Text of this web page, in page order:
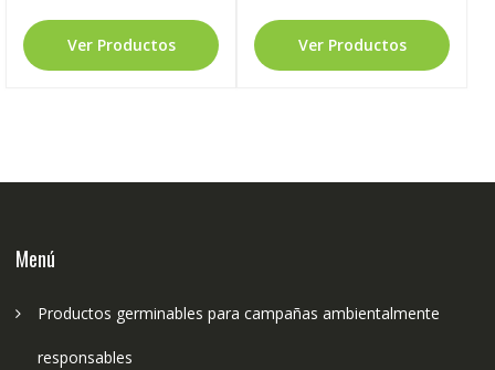
Ver Productos Ver Productos
Menú
Productos germinables para campañas ambientalmente
responsables